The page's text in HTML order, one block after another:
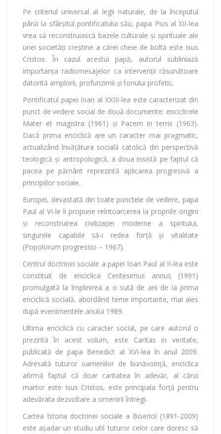
Pe criteriul universal al legii naturale, de la începutul
până la sfârșitul pontificatului său, papa Pius al XII-lea
vrea să reconstruiască bazele culturale și spirituale ale
unei societăți creștine a cărei cheie de boltă este Isus
Cristos. În cazul acestui papă, autorul subliniază
importanța radiomesajelor ca intervenții răsunătoare
datorită amplorii, profunzimii și tonului profetic.
Pontificatul papei Ioan al XXIII-lea este caracterizat din
punct de vedere social de două documente: enciclicele
Mater et magistra (1961) și Pacem in terris (1963).
Dacă prima enciclică are un caracter mai pragmatic,
actualizând învățătura socială catolică din perspectivă
teologică și antropologică, a doua insistă pe faptul că
pacea pe pământ reprezintă aplicarea progresivă a
principiilor sociale.
Europei, devastată din toate punctele de vedere, papa
Paul al VI-le îi propune reîntoarcerea la propriile origini
și reconstruirea civilizației moderne a spiritului,
singurele capabile să-i redea forță și vitalitate
(Popolorum progressio – 1967).
Centrul doctrinei sociale a papei Ioan Paul al II-lea este
constituit de enciclica Centesimus annus (1991)
promulgată la împlinirea a o sută de ani de la prima
enciclică socială, abordând teme importante, mai ales
după evenimentele anului 1989.
Ultima enciclică cu caracter social, pe care autorul o
prezintă în acest volum, este Caritas in veritate,
publicată de papa Benedict al XVI-lea în anul 2009.
Adresată tuturor oamenilor de bunăvoință, enciclica
afirmă faptul că doar caritatea în adevăr, al cărui
martor este Isus Cristos, este principala forță pentru
adevărata dezvoltare a omenirii întregi.
Cartea Istoria doctrinei sociale a Bisericii (1891-2009)
este așadar un studiu util tuturor celor care doresc să